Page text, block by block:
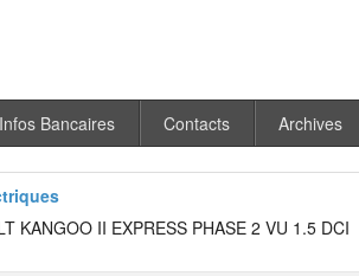
Infos Bancaires Contacts Archives
KANGOO II EXPRESS PHASE 2 VU 1.5 DCI